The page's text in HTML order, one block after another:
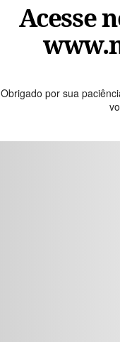
Acesse
Obrigado por sua